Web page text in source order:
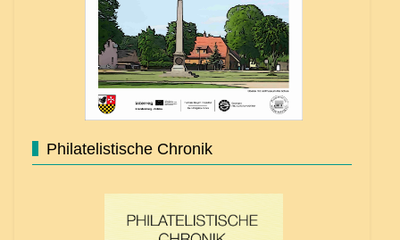
Philatelistische Chronik